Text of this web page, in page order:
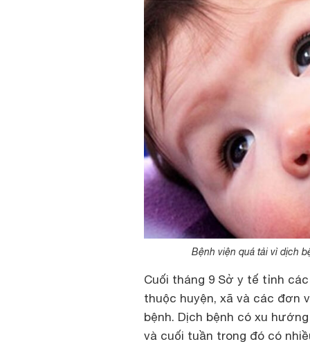
Bệnh viện quá tải vì dịch
Cuối tháng 9 Sở y tế tỉnh
thuộc huyện, xã và các đơn
bệnh. Dịch bệnh có xu
và cuối tuần trong đó có